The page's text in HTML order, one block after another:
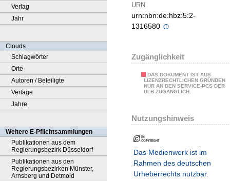
Verlag
Jahr
Clouds
Schlagwörter
Orte
Autoren / Beteiligte
Verlage
Jahre
Weitere E-Pflichtsammlungen
Publikationen aus dem
Regierungsbezirk Düsseldorf
Publikationen aus den
Regierungsbezirken Münster,
Arnsberg und Detmold
URN
urn:nbn:de:hbz:5:2-
1316580
Zugänglichkeit
DAS DOKUMENT IST AUS
LIZENZRECHTLICHEN GRÜNDEN
NUR AN DEN SERVICE-PCS DER
ULB ZUGÄNGLICH.
Nutzungshinweis
Das Medienwerk ist im
Rahmen des deutschen
Urheberrechts nutzbar.